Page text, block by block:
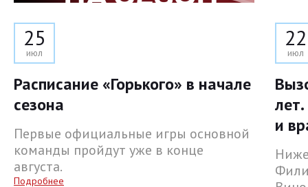
25
июл
Расписание «Горького» в начале
сезона
Первые официальные игры основной
команды пройдут уже в конце
августа.
Подробнее
22
июл
и